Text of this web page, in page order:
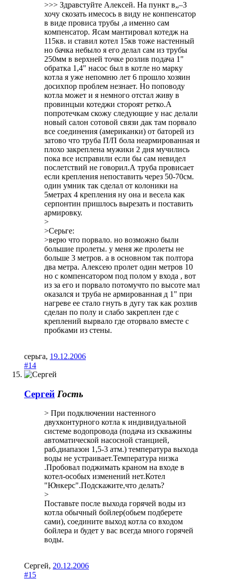
>>> Здравстуйте Алексей. На пункт в„–3
хочу скозать имесось в виду не конпенсатор
в виде провиса трубы ,а именно сам
компенсатор. Ясам мантировал котедж на
115кв. и ставил котел 15кв тоже настенный
но бачка небыло я его делал сам из трубы
250мм в верхней точке розлив подача 1"
обратка 1,4" насос был в котле но марку
котла я уже непомню лет 6 прошло хозяин
досихпор проблем незнает. Но поповоду
котла может и я немного отстал живу в
провинцыи котеджи стороят ретко.А
попротечкам скожу следующие у нас делали
новый салон сотовой связи дак там порвало
все соединения (американки) от баторей из
затово что труба П/П бола неармированная и
плохо закреплена мужики 2 дня мучились
пока все исправили если бы сам невидел
послетствий не говорил.А труба провисает
если крепления непоставить через 50-70см.
один умник так сделал от колоники на
5метрах 4 крепления ну она и весела как
серпонтин пришлось вырезать и поставить
армировку.
>
>Серьге:
>верю что порвало. но возможно были
большие пролеты. у меня же пролеты не
больше 3 метров. а в основном так полтора
два метра. Алексею пролет один метров 10
но с компенсатором под полом у входа , вот
из за его и порвало потомучто по высоте мал
оказался и труба не армированная д 1" при
нагреве ее стало гнуть в дугу так как розлив
сделан по полу и слабо закреплен где с
креплений вырвало где оторвало вместе с
пробками из стены.
серьга, 19.12.2006
#14
Сергей Гость
> При подключении настенного
двухконтурного котла к индивидуальной
системе водопровода (подача из скважины
автоматической насосной станцией,
раб.диапазон 1,5-3 атм.) температура выхода
воды не устраивает.Температура низка
.Пробовал поджимать краном на входе в
котел-особых изменений нет.Котел
"Юнкерс".Подскажите,что делать?
>
Поставьте после выхода горячей воды из
котла обычный бойлер(обьем подберете
сами), соедините выход котла со входом
бойлера и будет у вас всегда много горячей
воды.
Сергей, 20.12.2006
#15